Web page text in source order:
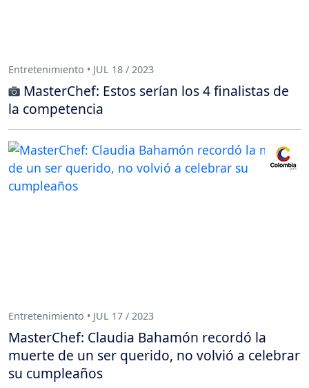
Entretenimiento • JUL 18 / 2023
MasterChef: Estos serían los 4 finalistas de
la competencia
Entretenimiento • JUL 17 / 2023
MasterChef: Claudia Bahamón recordó la
muerte de un ser querido, no volvió a celebrar
su cumpleaños